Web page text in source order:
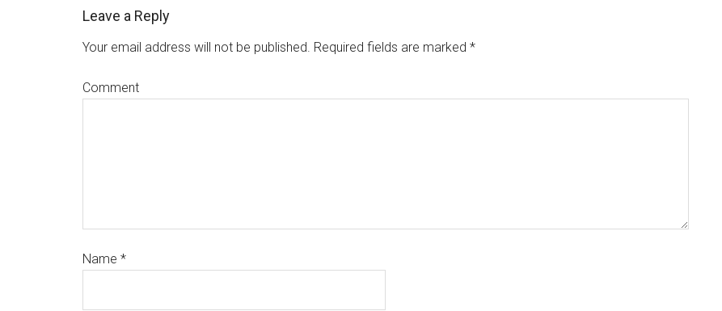
Leave a Reply
Your email address will not be published. Required fields are marked *
Comment
Name *